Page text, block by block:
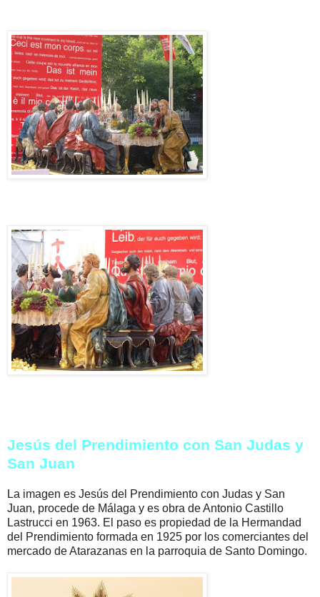
Jesús del Prendimiento con San Judas y
San Juan
La imagen es Jesús del Prendimiento con Judas y San
Juan, procede de Málaga y es obra de Antonio Castillo
Lastrucci en 1963. El paso es propiedad de la Hermandad
del Prendimiento formada en 1925 por los comerciantes del
mercado de Atarazanas en la parroquia de Santo Domingo.